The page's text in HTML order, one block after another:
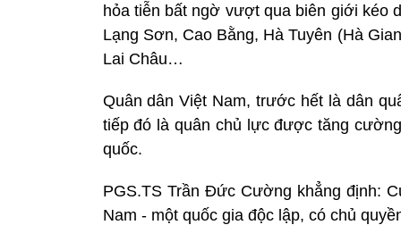
hỏa tiễn bất ngờ vượt qua biên giới kéo
Lạng Sơn, Cao Bằng, Hà Tuyên (Hà
Lai Châu…
Quân dân Việt Nam, trước hết là dân
tiếp đó là quân chủ lực được tăng
quốc.
PGS.TS Trần Đức Cường khẳng định:
Nam - một quốc gia độc lập, có chủ